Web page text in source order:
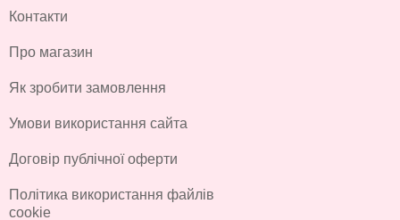
Контакти
Про магазин
Як зробити замовлення
Умови використання сайта
Договір публічної оферти
Політика використання файлів
cookie